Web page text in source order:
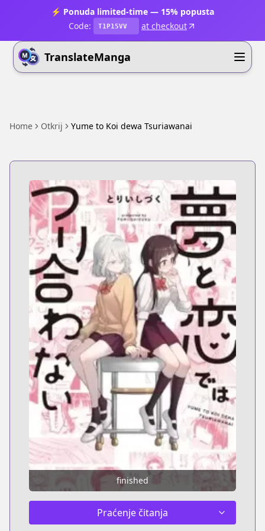
⚡ Ponuda limited-time — 15% popusta
Code:
T1P15VV at checkout
TranslateManga
Home Otkrij Yume to Koi dewa Tsuriawanai
finished
Praćenje čitanja